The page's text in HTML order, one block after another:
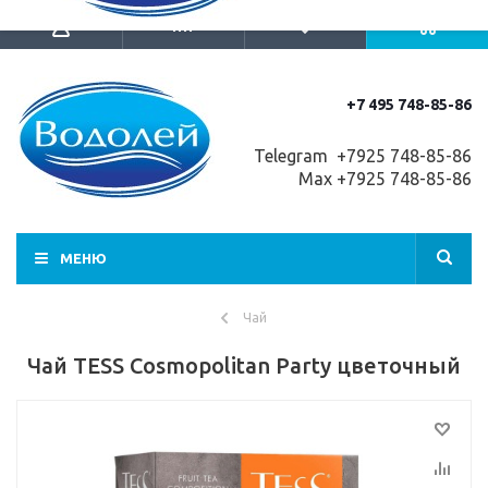
+7 495 748-85-86
Telegram +7925 748-85-86
Max +7925 748-85-86
МЕНЮ
Чай
Чай TESS Cosmopolitan Party цветочный